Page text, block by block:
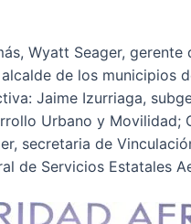
Wyatt Seager,
de los municipios
Jaime Izurriaga,
Urbano y
secretaria de
de Servicios Estatales